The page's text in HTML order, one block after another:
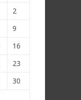
2
9
16
23
30